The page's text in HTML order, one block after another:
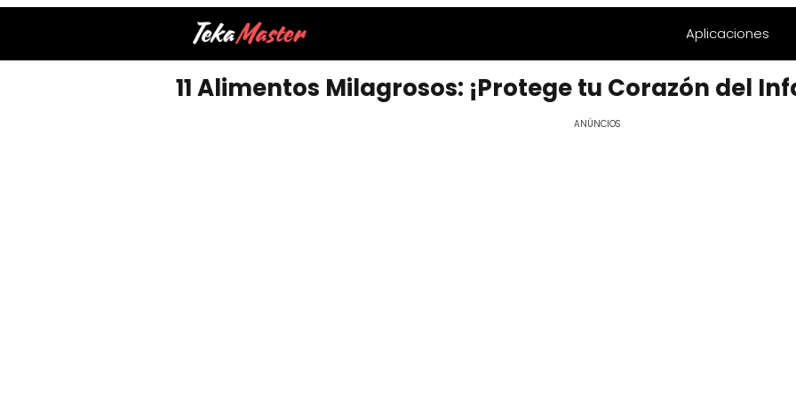
Aplicaciones
11 Alimentos Milagrosos: ¡Protege tu Corazón del
ANÚNCIOS